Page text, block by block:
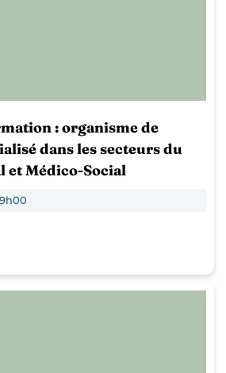
: organisme de
dans les secteurs du
et Médico-Social
9h00